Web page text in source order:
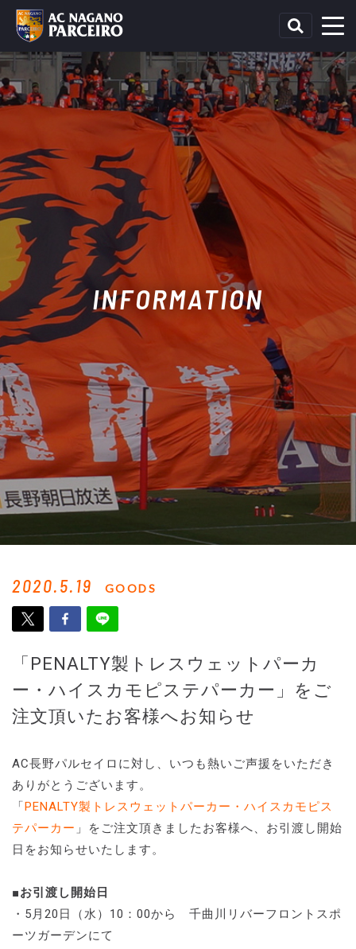
INFORMATION
2020.5.19 GOODS
「PENALTY製トレスウェットパーカ
ー・ハイスカモピステパーカー」をご
注文頂いたお客様へお知らせ
AC長野パルセイロに対し、いつも熱いご声援をいただき
ありがとうございます。
「 PENALTY製トレスウェットパーカー・ハイスカモピス
テパーカー 」をご注文頂きましたお客様へ、お引渡し開始
日をお知らせいたします。
■お引渡し開始日
・5月20日（水）10：00から 千曲川リバーフロントスポ
ーツガーデンにて